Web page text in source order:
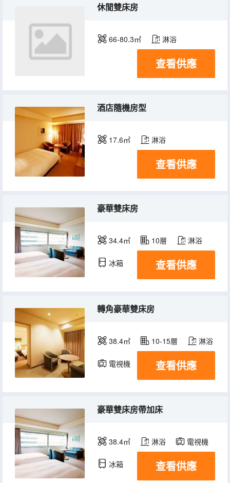
休閒雙床房
66-80.3㎡ 淋浴
查看供應
酒店隨機房型
17.6㎡ 淋浴
查看供應
豪華雙床房
34.4㎡ 10層 淋浴
冰箱 查看供應
轉角豪華雙床房
38.4㎡ 10-15層 淋浴
電視機 冰箱
查看供應
豪華雙床房帶加床
38.4㎡ 淋浴 電視機
冰箱 查看供應